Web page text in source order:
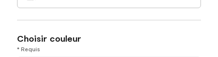
Choisir couleur
* Requis